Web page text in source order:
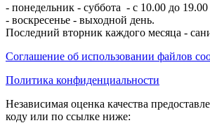
- понедельник - суббота - с 10.00 до 19.00
- воскресенье - выходной день.
Последний вторник каждого месяца -
Соглашение об использовании файлов
Политика конфиденциальности
Независимая оценка качества
коду или по ссылке ниже: